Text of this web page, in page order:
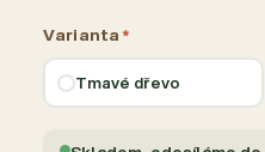
Varianta*
Tmavé dřevo